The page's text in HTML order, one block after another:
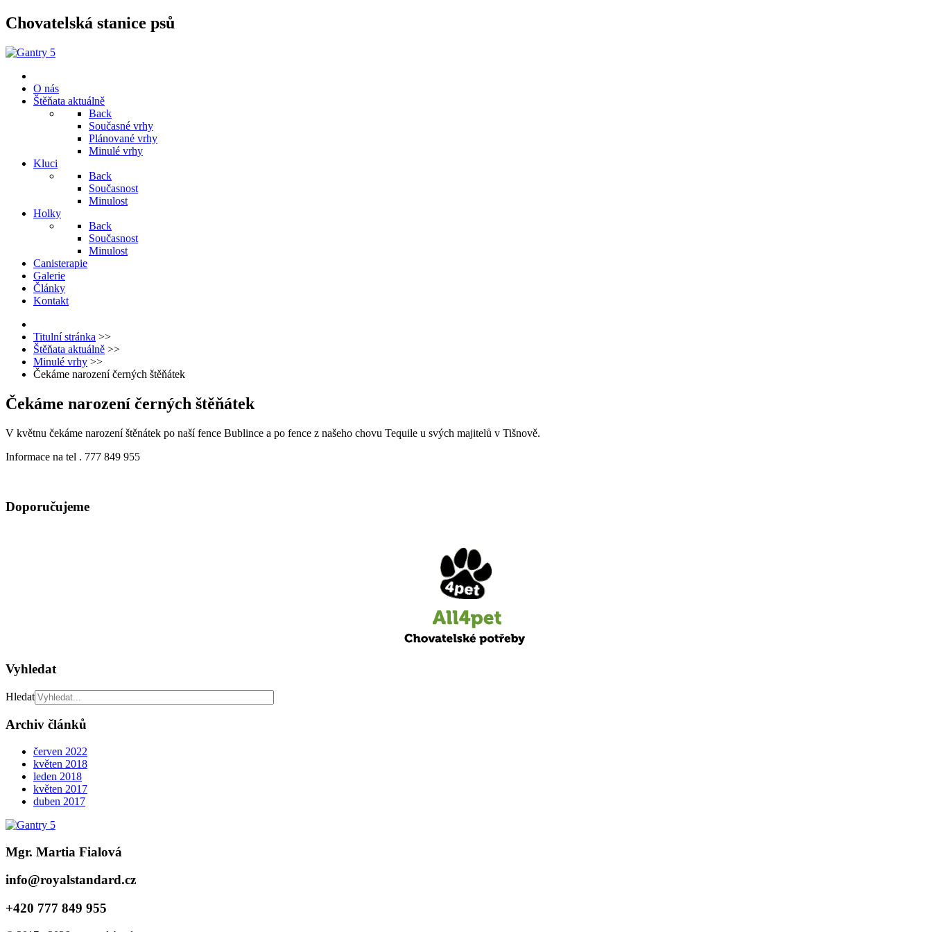
Chovatelská stanice psů
O nás
Štěňata aktuálně
Back
Současné vrhy
Plánované vrhy
Minulé vrhy
Kluci
Back
Současnost
Minulost
Holky
Back
Současnost
Minulost
Canisterapie
Galerie
Články
Kontakt
Titulní stránka >>
Štěňata aktuálně >>
Minulé vrhy >>
Čekáme narození černých štěňátek
Čekáme narození černých štěňátek
V květnu čekáme narození štěnátek po naší fence Bublince a po fence z našeho chovu Tequile u svých majitelů v Tišnově.
Informace na tel . 777 849 955
Doporučujeme
Vyhledat
Hledat
Archiv článků
červen 2022
květen 2018
leden 2018
květen 2017
duben 2017
Mgr. Martia Fialová
info@royalstandard.cz
+420 777 849 955